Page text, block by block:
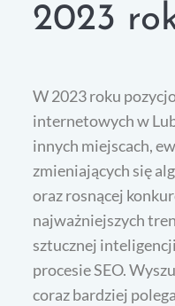
2023
W 2023 roku
internetowych w
innych miejscach,
zmieniających się
oraz rosnącej
najważniejszych
sztucznej
procesie SEO.
coraz bardziej